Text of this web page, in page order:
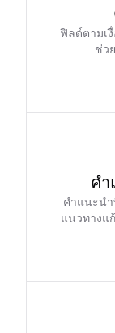
ฟิลด์ตามเ
ช่ว
คำ
คำแนะนำ
แนวทางแ